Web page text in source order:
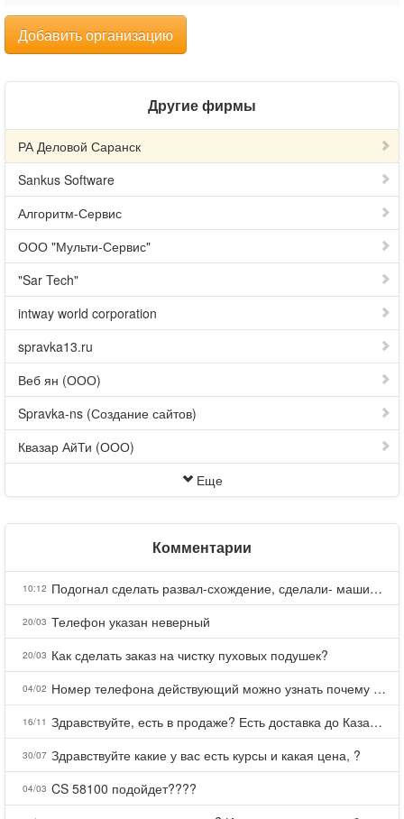
Добавить организацию
Другие фирмы
РА Деловой Саранск
Sankus Software
Алгоритм-Сервис
ООО "Мульти-Сервис"
"Sar Tech"
intway world corporation
spravka13.ru
Веб ян (ООО)
Spravka-ns (Создание сайтов)
Квазар АйТи (ООО)
Еще
Комментарии
10:12 Подогнал сделать развал-схождение, сделали- машина уходит на право и колеса проверил все хорошо с атмосферами ужас как можно делать авто, не ужели не берегут свою репутацию, не советую.
20/03 Телефон указан неверный
20/03 Как сделать заказ на чистку пуховых подушек?
04/02 Номер телефона действующий можно узнать почему номер неправельный
16/11 Здравствуйте, есть в продаже? Есть доставка до Казани?
30/07 Здравствуйте какие у вас есть курсы и какая цена, ?
04/03 CS 58100 подойдет????